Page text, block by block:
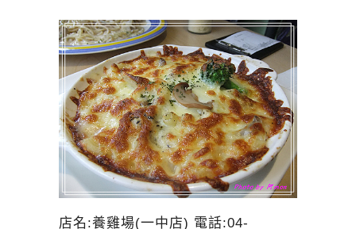
店名:養雞場(一中店) 電話:04-